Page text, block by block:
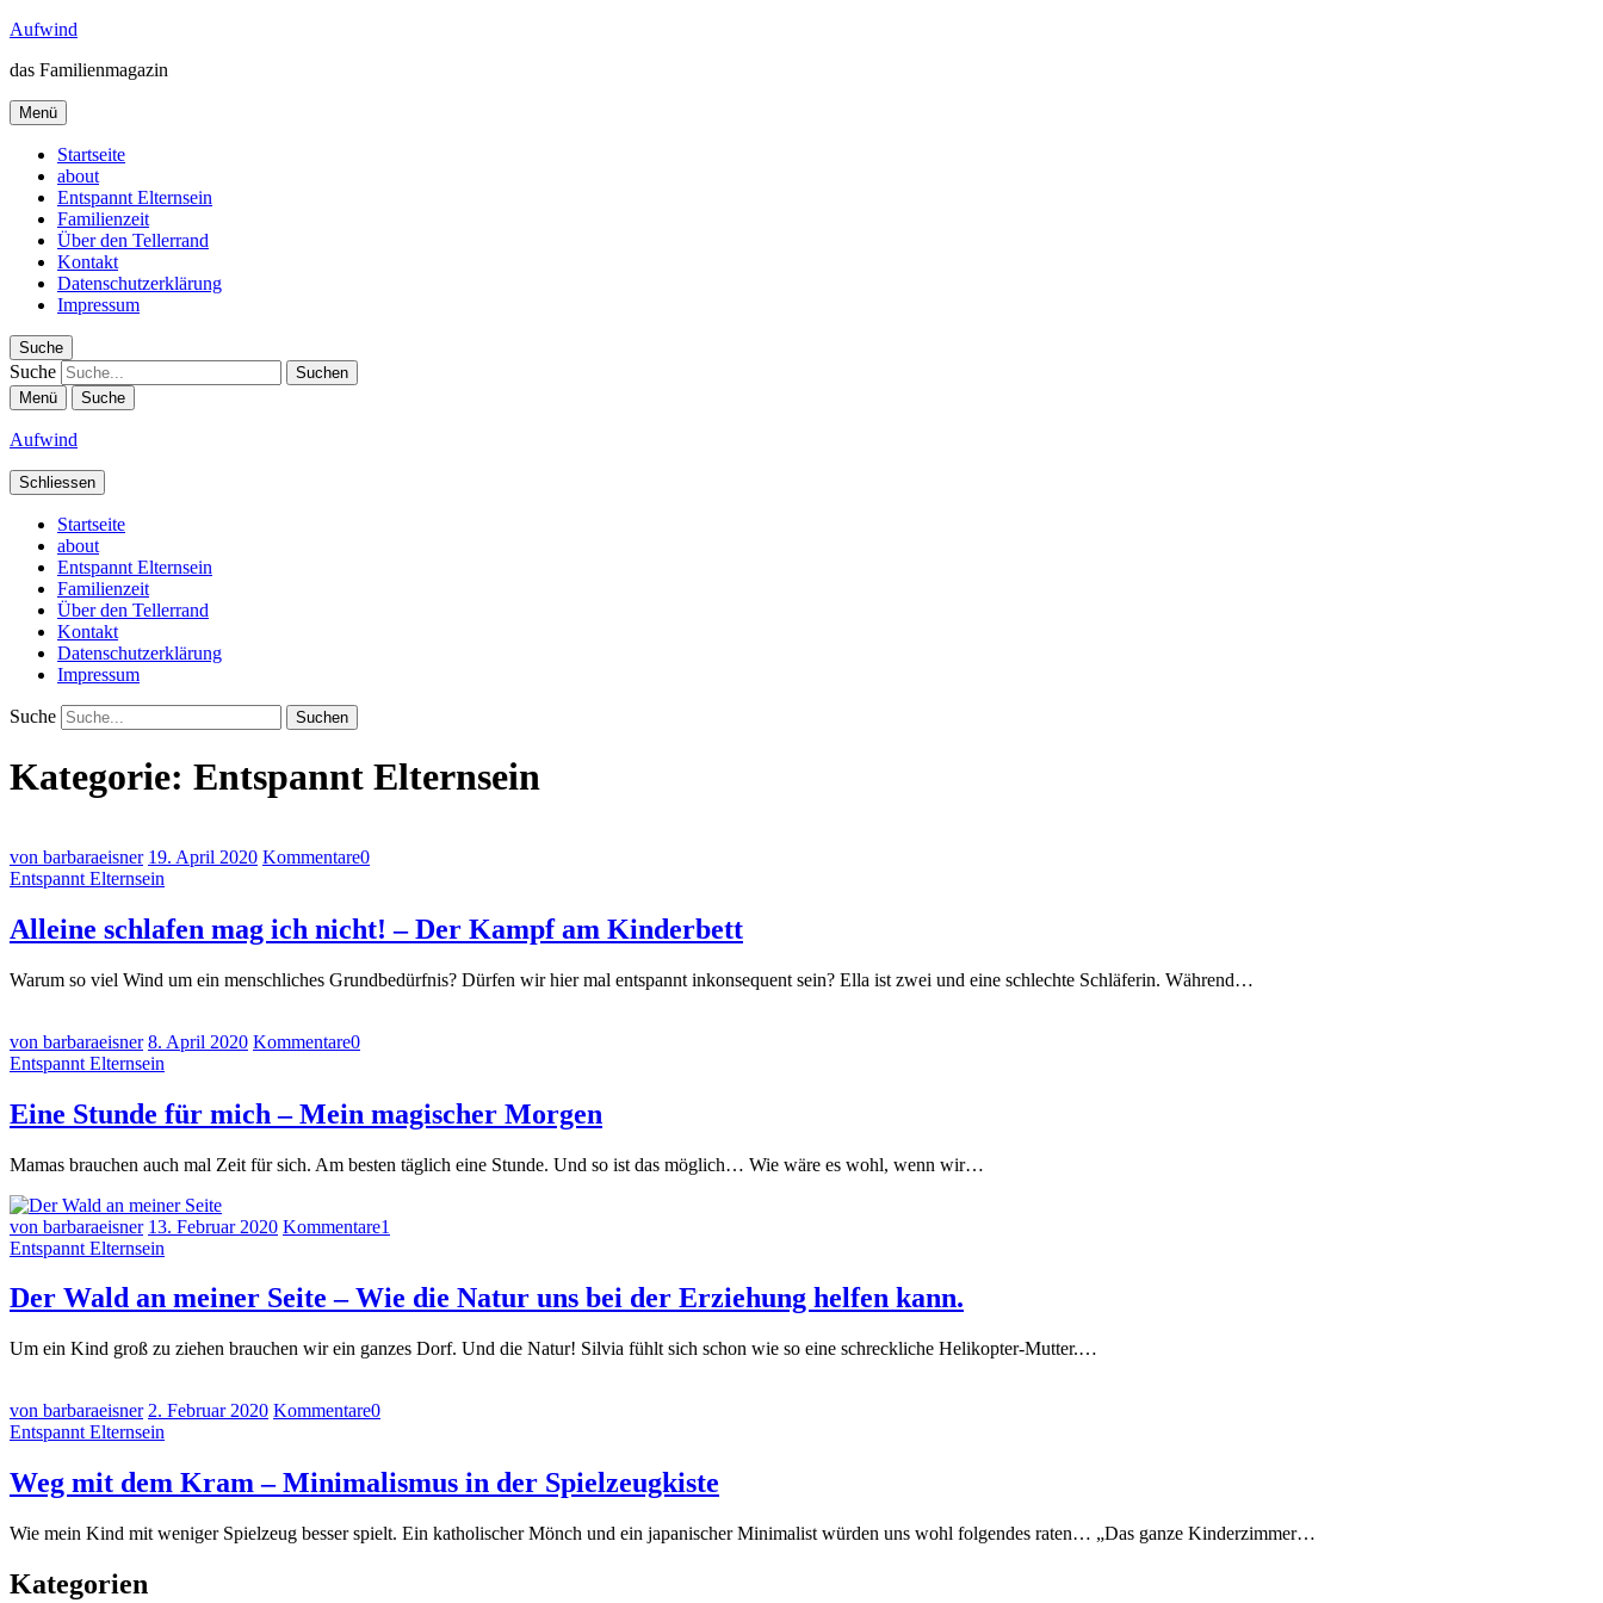
Aufwind
das Familienmagazin
Menü
Startseite
about
Entspannt Elternsein
Familienzeit
Über den Tellerrand
Kontakt
Datenschutzerklärung
Impressum
Suche
Suche
Menü Suche
Aufwind
Schliessen
Startseite
about
Entspannt Elternsein
Familienzeit
Über den Tellerrand
Kontakt
Datenschutzerklärung
Impressum
Suche
Kategorie: Entspannt Elternsein
von barbaraeisner 19. April 2020 Kommentare0
Entspannt Elternsein
Alleine schlafen mag ich nicht! – Der Kampf am Kinderbett
Warum so viel Wind um ein menschliches Grundbedürfnis? Dürfen wir hier mal entspannt inkonsequent sein? Ella ist zwei und eine schlechte Schläferin. Während…
von barbaraeisner 8. April 2020 Kommentare0
Entspannt Elternsein
Eine Stunde für mich – Mein magischer Morgen
Mamas brauchen auch mal Zeit für sich. Am besten täglich eine Stunde. Und so ist das möglich… Wie wäre es wohl, wenn wir…
von barbaraeisner 13. Februar 2020 Kommentare1
Entspannt Elternsein
Der Wald an meiner Seite – Wie die Natur uns bei der Erziehung helfen kann.
Um ein Kind groß zu ziehen brauchen wir ein ganzes Dorf. Und die Natur! Silvia fühlt sich schon wie so eine schreckliche Helikopter-Mutter.…
von barbaraeisner 2. Februar 2020 Kommentare0
Entspannt Elternsein
Weg mit dem Kram – Minimalismus in der Spielzeugkiste
Wie mein Kind mit weniger Spielzeug besser spielt. Ein katholischer Mönch und ein japanischer Minimalist würden uns wohl folgendes raten… „Das ganze Kinderzimmer…
Kategorien